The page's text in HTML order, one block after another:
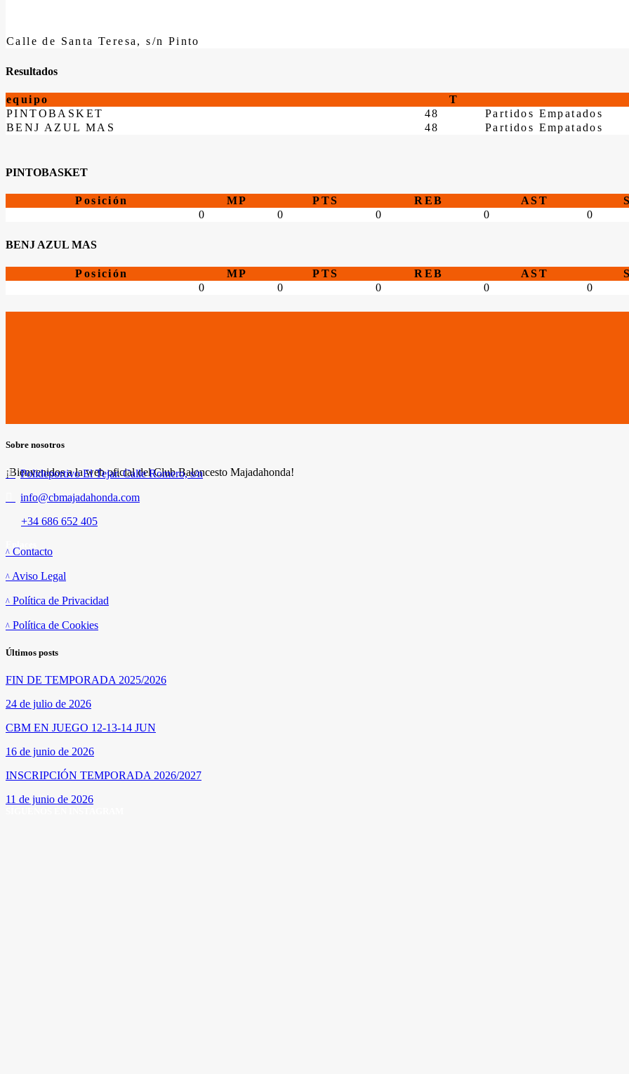
Calle de Santa Teresa, s/n Pinto
Resultados
equipo T
PINTOBASKET
48
Partidos Empatados
BENJ AZUL MAS
48 Partidos Empatados
PINTOBASKET
Posición MP PTS REB AST
0
0 0 0 0
BENJ AZUL MAS
Posición MP PTS REB AST
0
0 0 0 0
Sobre nosotros
¡Bienvenidos a la web oficial del Club Baloncesto Majadahonda!
Polideportivo El Tejar. Calle Romero, s/n
info@cbmajadahonda.com
+34 686 652 405
Contacto
Aviso Legal
Política de Privacidad
Política de Cookies
Últimos posts
FIN DE TEMPORADA 2025/2026
24 de julio de 2026
CBM EN JUEGO 12-13-14 JUN
16 de junio de 2026
INSCRIPCIÓN TEMPORADA 2026/2027
11 de junio de 2026